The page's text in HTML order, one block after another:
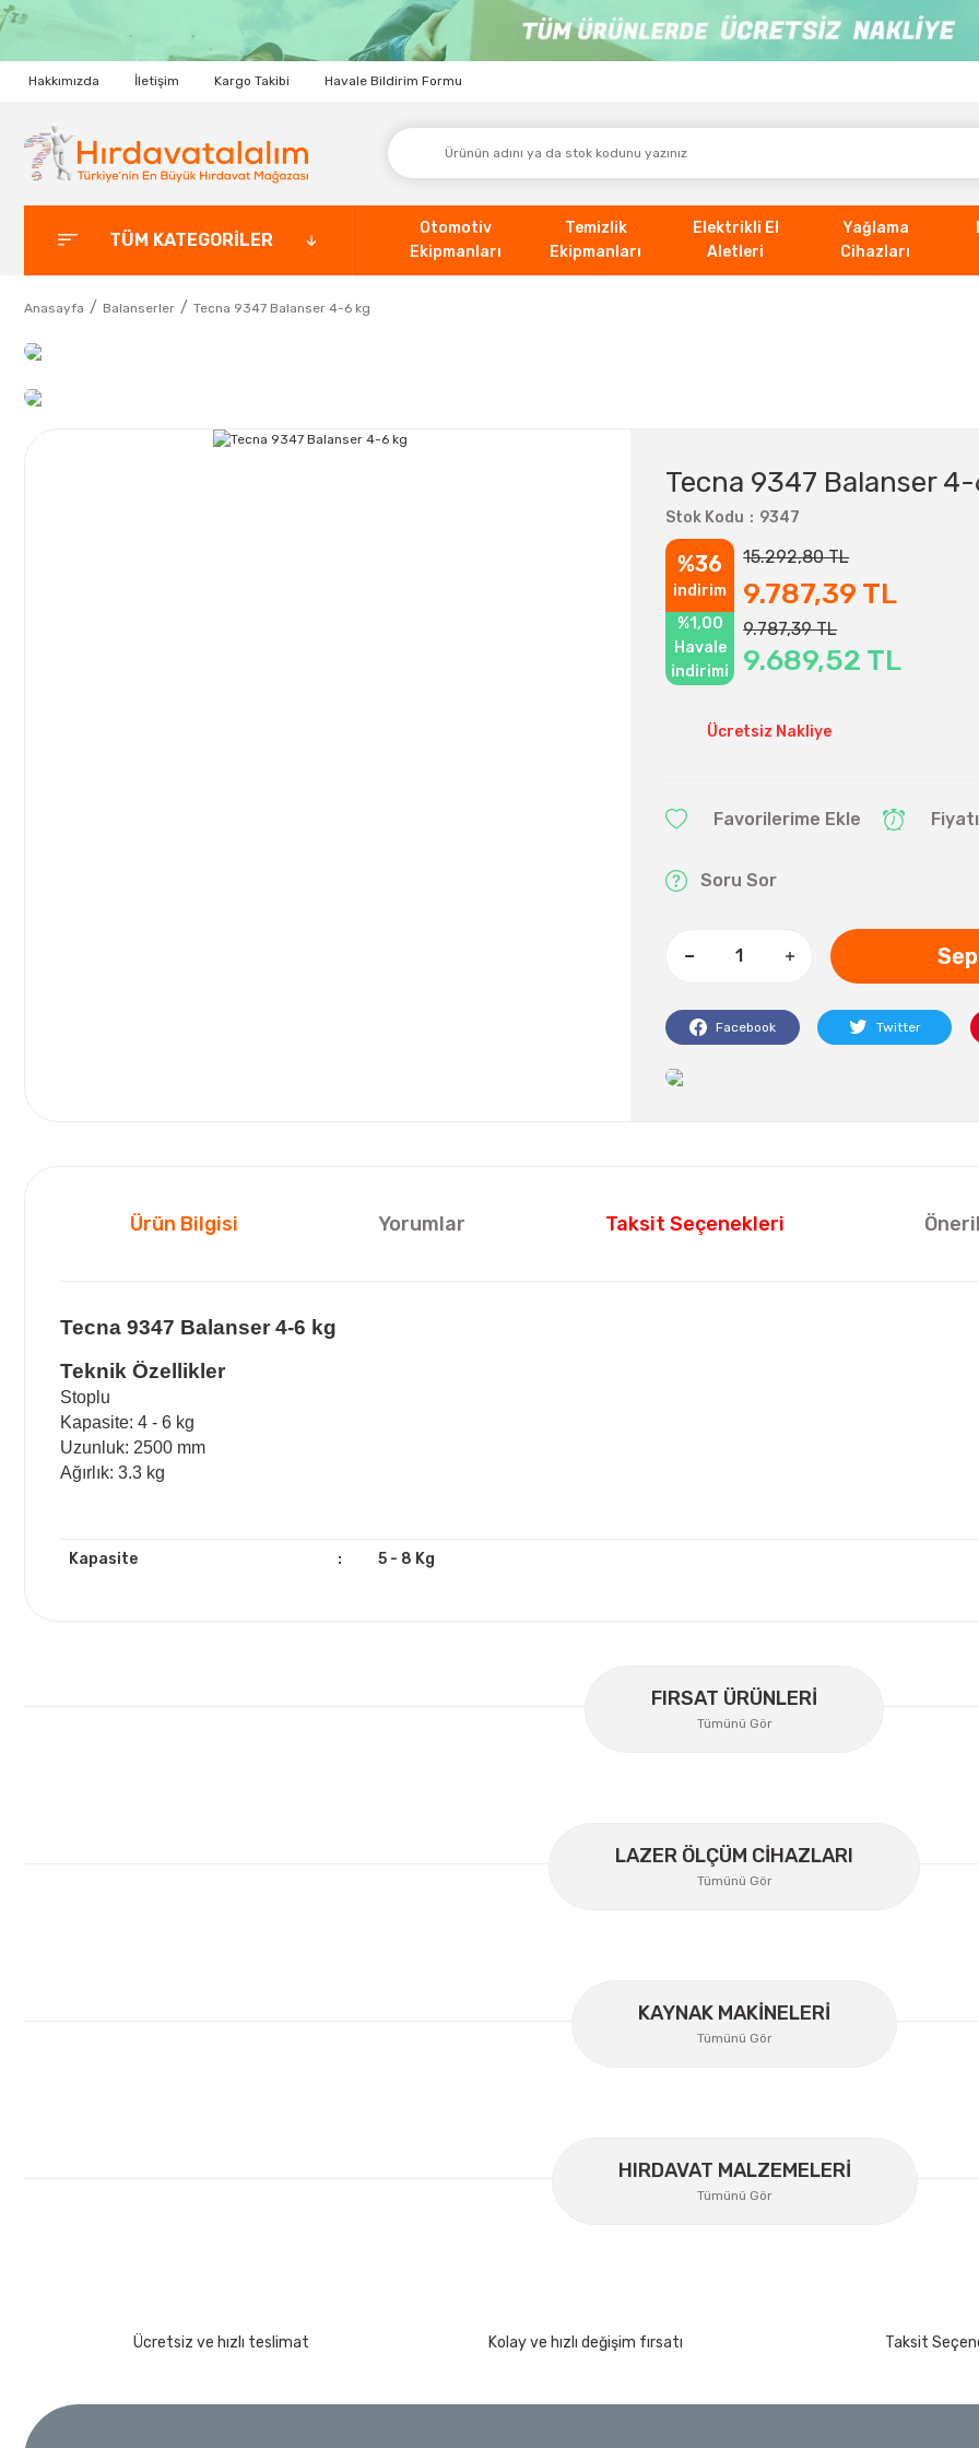
Hakkımızda İletişim Kargo Takibi Havale Bildirim Formu
TÜM KATEGORİLER
Otomotiv
Ekipmanları
Temizlik
Ekipmanları
Elektrikli El
Aletleri
Yağlama
Cihazları
Anasayfa Balanserler Tecna 9347 Balanser 4-6 kg
Tecna 9347 Balanser 4-
Stok Kodu 9347
%36
indirim
15.292,80 TL
9.787,39 TL
%1,00
Havale
indirimi
9.787,39 TL
9.689,52 TL
Ücretsiz Nakliye
Soru Sor
Facebook Twitter
Ürün Bilgisi Yorumlar Taksit Seçenekleri
Tecna 9347 Balanser 4-6 kg
Teknik Özellikler
Stoplu
Kapasite: 4 - 6 kg
Uzunluk: 2500 mm
Ağırlık: 3.3 kg
Kapasite : 5 - 8 Kg
Bu ürüne ilk yorumu siz yapın!
Gönder
FIRSAT ÜRÜNLERİ
Tümünü Gör
İzeltaş Lokmalı Allen Uç ve Star Torx Uç Takımı 17 Parça
LAZER ÖLÇÜM CİHAZLARI
Tümünü Gör
KAYNAK MAKİNELERİ
Tümünü Gör
HIRDAVAT MALZEMELERİ
Tümünü Gör
Ücretsiz ve hızlı teslimat Kolay ve hızlı değişim fırsatı Taksit